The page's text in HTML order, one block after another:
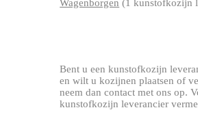
Wagenborgen (1 kunstofkozijn
Bent u een kunstofkozijn
en wilt u kozijnen plaatsen of
neem dan contact met ons op.
kunstofkozijn leverancier